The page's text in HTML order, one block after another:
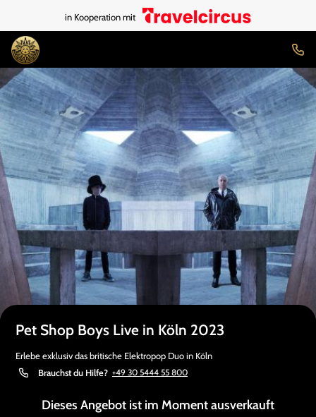
in Kooperation mit
Pet Shop Boys Live in Köln 2023
Erlebe exklusiv das britische Elektropop Duo in Köln
Brauchst du Hilfe? +49 30 5444 55 800
Dieses Angebot ist im Moment ausverkauft